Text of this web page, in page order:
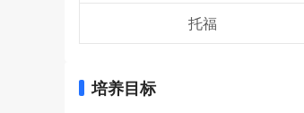
托福
培养目标